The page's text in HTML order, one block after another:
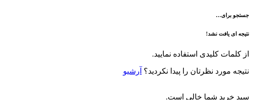
جستجو برای…
نتیجه ای یافت نشد!
از کلمات کلیدی استفاده نمایید.
نتیجه مورد نظرتان را پیدا نکردید؟ آرشیو
سبد خرید شما خالی است.